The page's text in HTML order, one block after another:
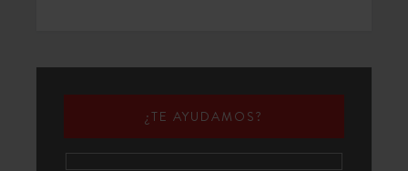
¿TE AYUDAMOS?